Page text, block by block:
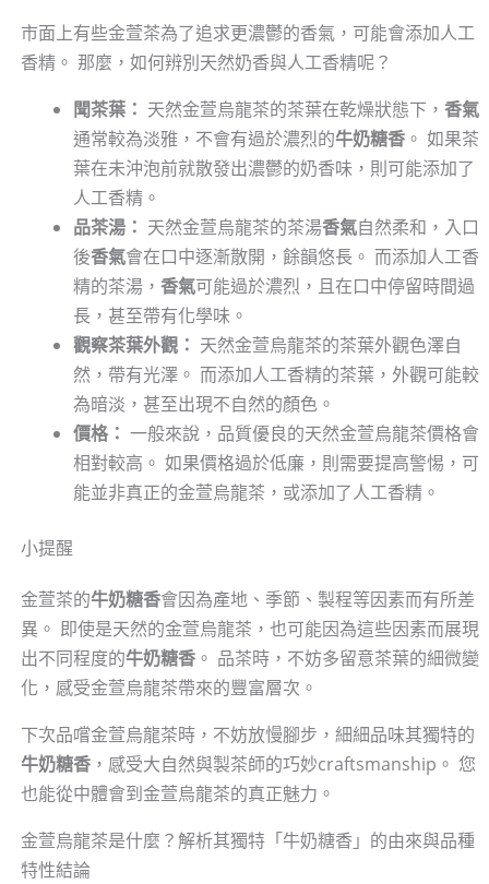
市面上有些金萱茶為了追求更濃鬱的香氣，可能會添加人工
香精。 那麼，如何辨別天然奶香與人工香精呢？
聞茶葉： 天然金萱烏龍茶的茶葉在乾燥狀態下， 香氣
通常較為淡雅，不會有過於濃烈的牛奶糖香。 如果茶
葉在未沖泡前就散發出濃鬱的奶香味，則可能添加了
人工香精。
品茶湯： 天然金萱烏龍茶的茶湯香氣自然柔和，入口
後香氣會在口中逐漸散開，餘韻悠長。 而添加人工香
精的茶湯， 香氣可能過於濃烈，且在口中停留時間過
長，甚至帶有化學味。
觀察茶葉外觀： 天然金萱烏龍茶的茶葉外觀色澤自
然，帶有光澤。 而添加人工香精的茶葉，外觀可能較
為暗淡，甚至出現不自然的顏色。
價格： 一般來說，品質優良的天然金萱烏龍茶價格會
相對較高。 如果價格過於低廉，則需要提高警惕，可
能並非真正的金萱烏龍茶，或添加了人工香精。
小提醒
金萱茶的牛奶糖香會因為產地、季節、製程等因素而有所差
異。 即使是天然的金萱烏龍茶，也可能因為這些因素而展現
出不同程度的牛奶糖香。 品茶時，不妨多留意茶葉的細微變
化，感受金萱烏龍茶帶來的豐富層次。
下次品嚐金萱烏龍茶時，不妨放慢腳步，細細品味其獨特的
牛奶糖香，感受大自然與製茶師的巧妙craftsmanship。 您
也能從中體會到金萱烏龍茶的真正魅力。
金萱烏龍茶是什麼？解析其獨特「牛奶糖香」的由來與品種
特性結論